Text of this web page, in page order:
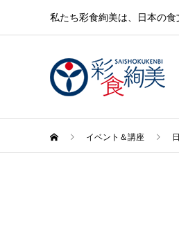
私たち彩食絢美は、日本の
イベント＆講座